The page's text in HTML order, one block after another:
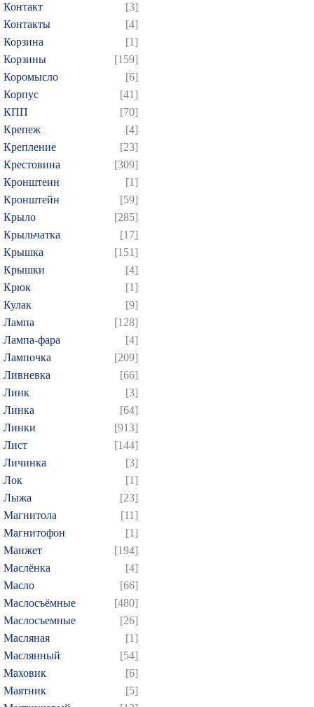
Контакт
[3]
Контакты
[4]
Корзина
[1]
Корзины
[159]
Коромысло
[6]
Корпус
[41]
КПП
[70]
Крепеж
[4]
Крепление
[23]
Крестовина
[309]
Кронштеин
[1]
Кронштейн
[59]
Крыло
[285]
Крыльчатка
[17]
Крышка
[151]
Крышки
[4]
Крюк
[1]
Кулак
[9]
Лампа
[128]
Лампа-фара
[4]
Лампочка
[209]
Ливневка
[66]
Линк
[3]
Линка
[64]
Линки
[913]
Лист
[144]
Личинка
[3]
Лок
[1]
Лыжа
[23]
Магнитола
[11]
Магнитофон
[1]
Манжет
[194]
Маслёнка
[4]
Масло
[66]
Маслосъёмные
[480]
Маслосъемные
[26]
Масляная
[1]
Маслянный
[54]
Маховик
[6]
Маятник
[5]